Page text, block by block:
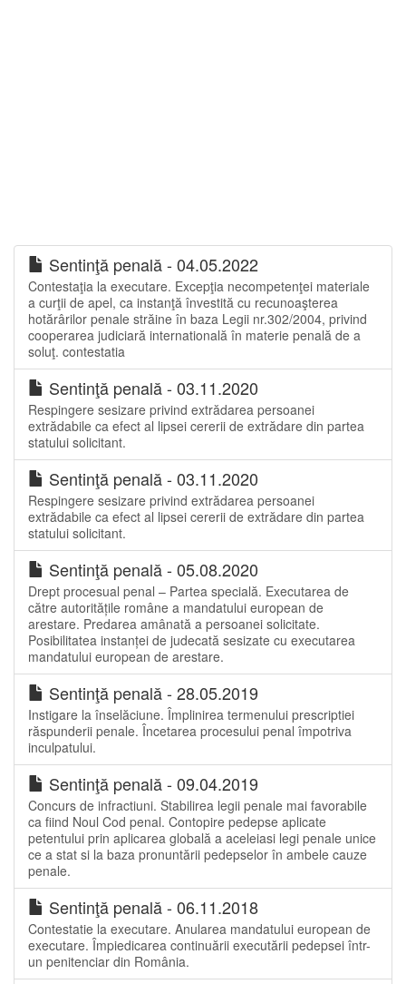
Sentinţă penală - 04.05.2022
Contestaţia la executare. Excepţia necompetenţei materiale
a curţii de apel, ca instanţă învestită cu recunoaşterea
hotărârilor penale străine în baza Legii nr.302/2004, privind
cooperarea judiciară internatională în materie penală de a
soluţ. contestatia
Sentinţă penală - 03.11.2020
Respingere sesizare privind extrădarea persoanei
extrădabile ca efect al lipsei cererii de extrădare din partea
statului solicitant.
Sentinţă penală - 03.11.2020
Respingere sesizare privind extrădarea persoanei
extrădabile ca efect al lipsei cererii de extrădare din partea
statului solicitant.
Sentinţă penală - 05.08.2020
Drept procesual penal – Partea specială. Executarea de
către autoritățile române a mandatului european de
arestare. Predarea amânată a persoanei solicitate.
Posibilitatea instanței de judecată sesizate cu executarea
mandatului european de arestare.
Sentinţă penală - 28.05.2019
Instigare la înselăciune. Împlinirea termenului prescriptiei
răspunderii penale. Încetarea procesului penal împotriva
inculpatului.
Sentinţă penală - 09.04.2019
Concurs de infractiuni. Stabilirea legii penale mai favorabile
ca fiind Noul Cod penal. Contopire pedepse aplicate
petentului prin aplicarea globală a aceleiasi legi penale unice
ce a stat si la baza pronuntării pedepselor în ambele cauze
penale.
Sentinţă penală - 06.11.2018
Contestatie la executare. Anularea mandatului european de
executare. Împiedicarea continuării executării pedepsei într-
un penitenciar din România.